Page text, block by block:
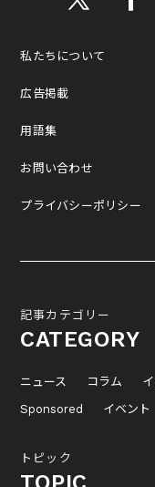
私たちについて
広告掲載
用語集
お問い合わせ
プライバシーポリシー
記事カテゴリー
CATEGORY
ニュース コラム
Sponsored
イベント
トピック